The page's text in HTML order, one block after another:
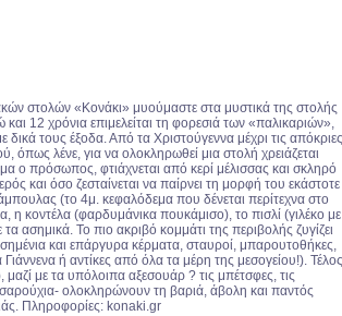
στολών «Κονάκι» μυούμαστε στα μυστικά της στολής
12 χρόνια επιμελείται τη φορεσιά των «παλικαριών»,
δικά τους έξοδα. Από τα Χριστούγεννα μέχρι τις απόκριες
όπως λένε, για να ολοκληρωθεί μια στολή χρειάζεται
ο πρόσωπος, φτιάχνεται από κερί μέλισσας και σκληρό
και όσο ζεσταίνεται να παίρνει τη μορφή του εκάστοτε
(το 4μ. κεφαλόδεμα που δένεται περίτεχνα στο
η κοντέλα (φαρδυμάνικα πουκάμισο), το πισλί (γιλέκο με
ασημικά. Το πιο ακριβό κομμάτι της περιβολής ζυγίζει
και επάργυρα κέρματα, σταυροί, μπαρουτοθήκες,
ή αντίκες από όλα τα μέρη της μεσογείου!).
με τα υπόλοιπα αξεσουάρ ? τις μπέτσφες, τις
ολοκληρώνουν τη βαριά, άβολη και παντός
Πληροφορίες: konaki.gr